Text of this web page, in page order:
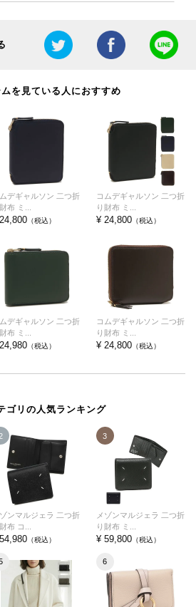
を見ている人におすすめ
デギャルソン 二つ折
布 ミ...
（税込）
コムデギャルソン 二つ折
り財布 ミ...
¥ 24,800（税込）
デギャルソン 二つ折
布 ミ...
（税込）
コムデギャルソン 二つ折
り財布 ミ...
¥ 24,800（税込）
ゴリの人気ランキング
ゾンマルジェラ 二つ折
布 コ...
（税込）
3
メゾンマルジェラ 二つ折
り財布 ミ...
¥ 59,800（税込）
6